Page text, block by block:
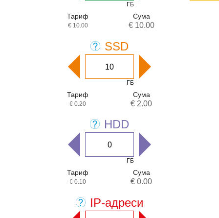
ГБ
Тариф
€ 10.00
Сума
€ 10.00
SSD
ГБ
Тариф
€ 0.20
Сума
€ 2.00
HDD
ГБ
Тариф
€ 0.10
Сума
€ 0.00
IP-адреси